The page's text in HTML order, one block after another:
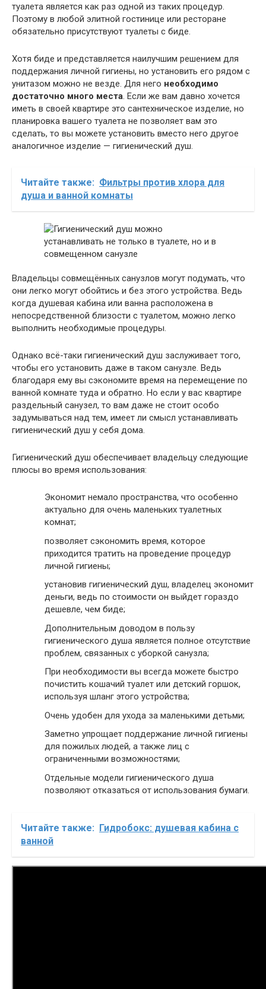
туалета является как раз одной из таких процедур.
Поэтому в любой элитной гостинице или ресторане
обязательно присутствуют туалеты с биде.
Хотя биде и представляется наилучшим решением для
поддержания личной гигиены, но установить его рядом с
унитазом можно не везде. Для него необходимо
достаточно много места . Если же вам давно хочется
иметь в своей квартире это сантехническое изделие, но
планировка вашего туалета не позволяет вам это
сделать, то вы можете установить вместо него другое
аналогичное изделие — гигиенический душ.
Читайте также: Фильтры против хлора для
душа и ванной комнаты
Владельцы совмещённых санузлов могут подумать, что
они легко могут обойтись и без этого устройства. Ведь
когда душевая кабина или ванна расположена в
непосредственной близости с туалетом, можно легко
выполнить необходимые процедуры.
Однако всё-таки гигиенический душ заслуживает того,
чтобы его установить даже в таком санузле. Ведь
благодаря ему вы сэкономите время на перемещение по
ванной комнате туда и обратно. Но если у вас квартире
раздельный санузел, то вам даже не стоит особо
задумываться над тем, имеет ли смысл устанавливать
гигиенический душ у себя дома.
Гигиенический душ обеспечивает владельцу следующие
плюсы во время использования:
Экономит немало пространства, что особенно
актуально для очень маленьких туалетных
комнат;
позволяет сэкономить время, которое
приходится тратить на проведение процедур
личной гигиены;
установив гигиенический душ, владелец экономит
деньги, ведь по стоимости он выйдет гораздо
дешевле, чем биде;
Дополнительным доводом в пользу
гигиенического душа является полное отсутствие
проблем, связанных с уборкой санузла;
При необходимости вы всегда можете быстро
почистить кошачий туалет или детский горшок,
используя шланг этого устройства;
Очень удобен для ухода за маленькими детьми;
Заметно упрощает поддержание личной гигиены
для пожилых людей, а также лиц с
ограниченными возможностями;
Отдельные модели гигиенического душа
позволяют отказаться от использования бумаги.
Читайте также: Гидробокс: душевая кабина с
ванной